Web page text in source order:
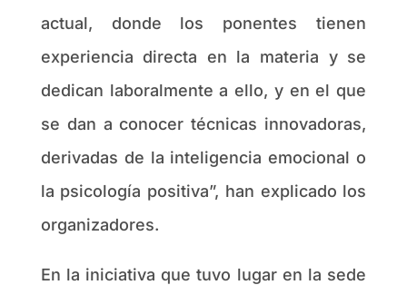
actual, donde los ponentes tienen
experiencia directa en la materia y se
dedican laboralmente a ello, y en el que
se dan a conocer técnicas innovadoras,
derivadas de la inteligencia emocional o
la psicología positiva”, han explicado los
organizadores.
En la iniciativa que tuvo lugar en la sede